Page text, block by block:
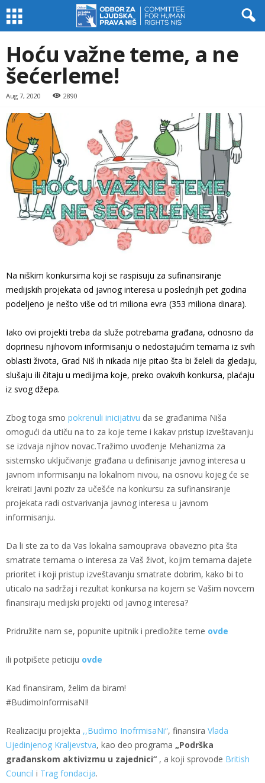
Hoću važne teme, a ne
šećerleme!
Aug 7, 2020 2890
Na niškim konkursima koji se raspisuju za sufinansiranje
medijskih projekata od javnog interesa u poslednjih pet godina
podeljeno je nešto više od tri miliona evra (353 miliona dinara).
Iako ovi projekti treba da služe potrebama građana, odnosno da
doprinesu njihovom informisanju o nedostajućim temama iz svih
oblasti života, Grad Niš ih nikada nije pitao šta bi želeli da gledaju,
slušaju ili čitaju u medijima koje, preko ovakvih konkursa, plaćaju
iz svog džepa.
Zbog toga smo pokrenuli inicijativu da se građanima Niša
omogući da utiču na to za koje teme i kakav pristup izveštavanju
se izdvaja njihov novac.Tražimo uvođenje Mehanizma za
sistemsko uključivanje građana u definisanje javnog interesa u
javnom informisanju na lokalnom nivou, na osnovu kojeg će se
kreirati Javni poziv za učešće na konkursu za sufinansiranje
projekata radi ostvarivanja javnog interesa u javnom
informisanju.
Da li ste za to da Vas lokalna samouprava obavezno pita šta
smatrate temama o interesa za Vaš život, kojim temama dajete
prioritet i koji pristup izveštavanju smatrate dobrim, kako bi to
uticalo na sadržaj i rezultat konkursa na kojem se Vašim novcem
finansiraju medijski projekti od javnog interesa?
Pridružite nam se, popunite upitnik i predložite teme ovde
ili potpišete peticiju ovde
Kad finansiram, želim da biram!
#BudimoInformisaNI!
Realizaciju projekta ,,Budimo InofrmisaNi“, finansira Vlada
Ujedinjenog Kraljevstva, kao deo programa „Podrška
građanskom aktivizmu u zajednici“ , a koji sprovode British
Council i Trag fondacija.